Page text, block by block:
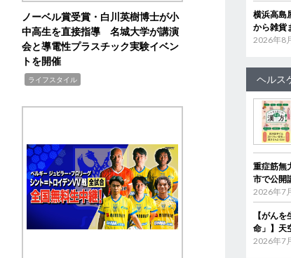
ノーベル賞受賞・白川英樹博士が小
中高生を直接指導 名城大学が講演
会と導電性プラスチック実験イベン
トを開催
ライフスタイル
横浜高島
から雑貨
2026年8
ヘルス
重症筋無
市で公開
2026年7
【がん
命」】天
2026年7